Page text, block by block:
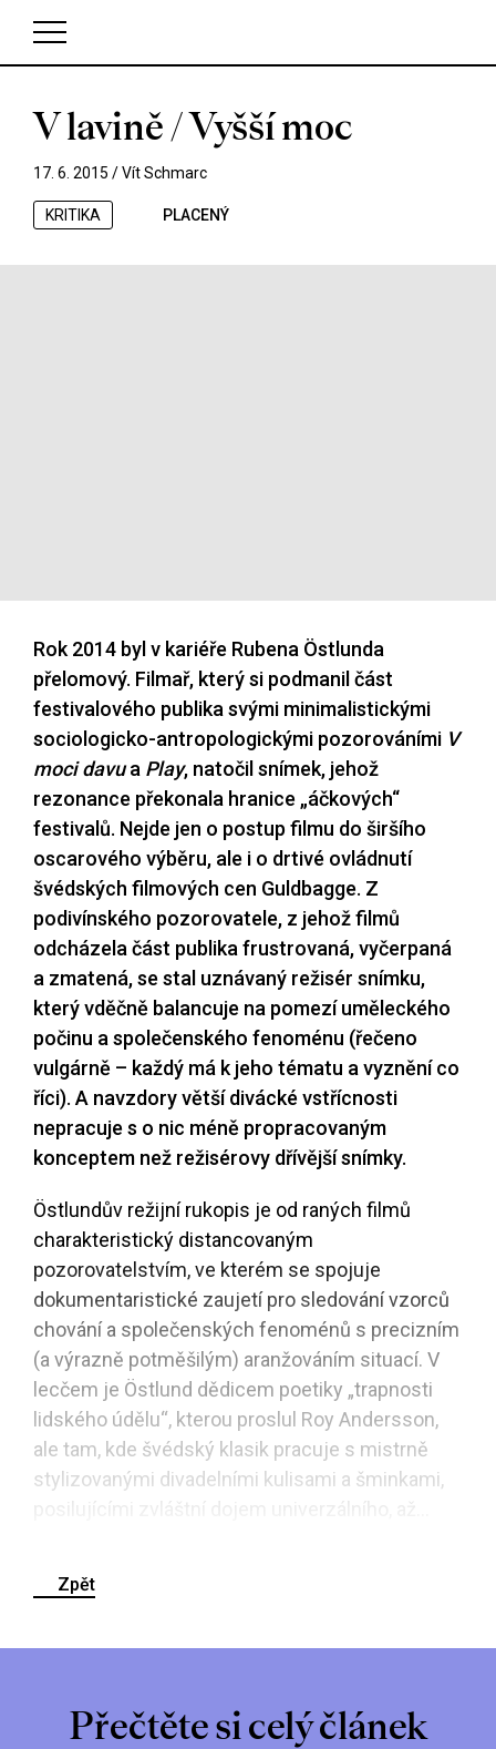
V košíku zatím nemáte žádné položky.
V lavině / Vyšší moc
17. 6. 2015 /Vít Schmarc
KRITIKA PLACENÝ
Rok 2014 byl v kariéře Rubena Östlunda
přelomový. Filmař, který si podmanil část
festivalového publika svými minimalistickými
sociologicko-antropologickými pozorováními V
moci davua Play, natočil snímek, jehož
rezonance překonala hranice „áčkových“
festivalů. Nejde jen o postup filmu do širšího
oscarového výběru, ale i o drtivé ovládnutí
švédských filmových cen Guldbagge. Z
podivínského pozorovatele, z jehož filmů
odcházela část publika frustrovaná, vyčerpaná
a zmatená, se stal uznávaný režisér snímku,
který vděčně balancuje na pomezí uměleckého
počinu a společenského fenoménu (řečeno
vulgárně – každý má k jeho tématu a vyznění co
říci). A navzdory větší divácké vstřícnosti
nepracuje s o nic méně propracovaným
konceptem než režisérovy dřívější snímky.
Östlundův režijní rukopis je od raných filmů
charakteristický distancovaným
pozorovatelstvím, ve kterém se spojuje
dokumentaristické zaujetí pro sledování vzorců
chování a společenských fenoménů s precizním
(a výrazně potměšilým) aranžováním situací. V
lecčem je Östlund dědicem poetiky „trapnosti
lidského údělu“, kterou proslul Roy Andersson,
ale tam, kde švédský klasik pracuje s mistrně
stylizovanými divadelními kulisami a šminkami,
Zpět
Přečtěte si celý článek